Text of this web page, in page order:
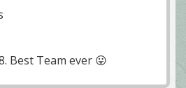
Best Team ever 😛